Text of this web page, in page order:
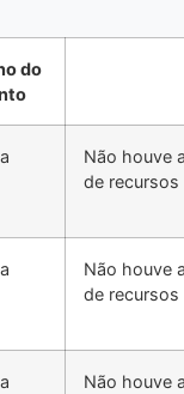
do
Não houve
de recursos
Não houve
de recursos
Não houve